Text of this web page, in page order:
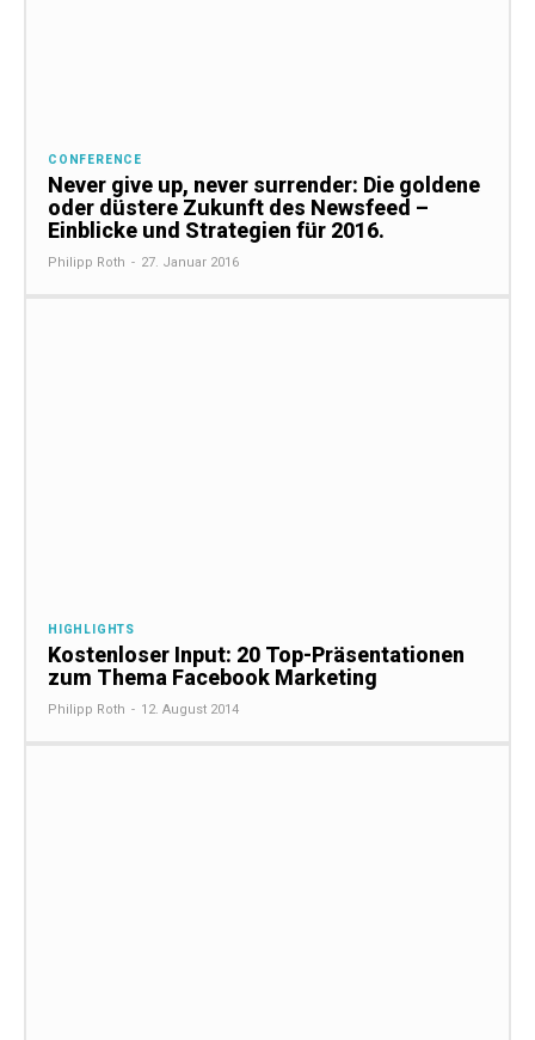
CONFERENCE
Never give up, never surrender: Die goldene
oder düstere Zukunft des Newsfeed –
Einblicke und Strategien für 2016.
Philipp Roth - 27. Januar 2016
HIGHLIGHTS
Kostenloser Input: 20 Top-Präsentationen
zum Thema Facebook Marketing
Philipp Roth - 12. August 2014